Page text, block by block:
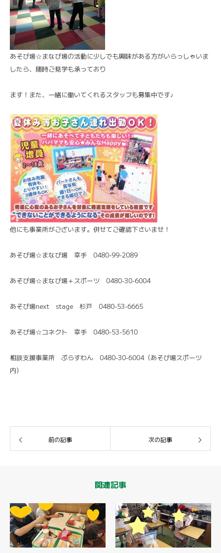
あそび場☆まなび場の活動に少しでも興味がある方がいらっしゃいま
したら、随時ご見学も承っており
ます！また、一緒に働いてくれるスタッフも募集中です♪
他にも事業所がございます。併せてご確認下さいませ！
あそび場☆まなび場 幸手 0480-99-2089
あそび場☆まなび場＋スポーツ 0480-30-6004
あそび場next stage 杉戸 0480-53-6665
あそび場☆コネクト 幸手 0480-53-5610
相談支援事業所 ぷらすわん 0480-30-6004（あそび場スポーツ
内）
前の記事 次の記事
関連記事